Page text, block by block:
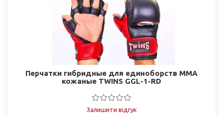
Перчатки гибридные для единоборств ММА
кожаные TWINS GGL-1-RD
Залишити відгук